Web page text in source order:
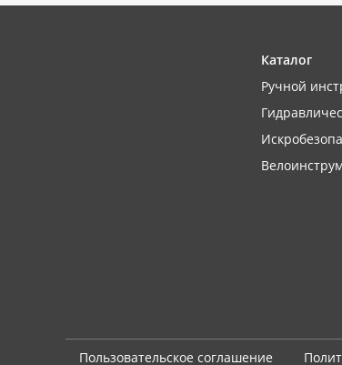
Каталог
Ручной
Пользовательское соглашение